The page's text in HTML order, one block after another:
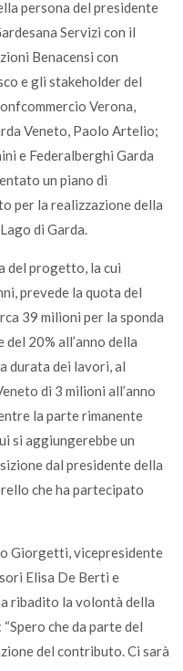
persona del presidente
Servizi con il
Benacensi con
e gli stakeholder del
Verona,
Veneto, Paolo Artelio;
e Federalberghi Garda
un piano di
per la realizzazione della
di Garda.
del progetto, la cui
prevede la quota del
39 milioni per la sponda
20% all’anno della
durata dei lavori, al
di 3 milioni all’anno
la parte rimanente
si aggiungerebbe un
dal presidente della
che ha partecipato
Giorgetti, vicepresidente
Elisa De Berti e
ribadito la volontà della
che da parte del
del contributo. Ci sarà